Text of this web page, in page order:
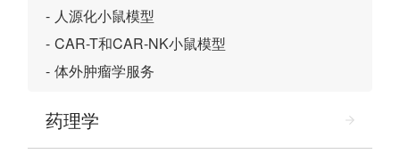
人源化小鼠模型
CAR-T和CAR-NK小鼠模型
体外肿瘤学服务
药理学